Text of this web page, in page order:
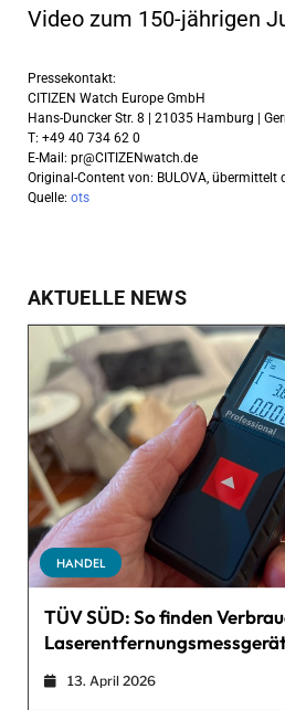
Video zum 150-jährigen
Pressekontakt:
CITIZEN Watch Europe GmbH
Hans-Duncker Str. 8 | 21035 Hamburg |
T: +49 40 734 62 0
E-Mail: pr@CITIZENwatch.de
Original-Content von: BULOVA, übermittelt
Quelle: ots
AKTUELLE NEWS
HANDEL
TÜV SÜD: So finden
13. April 2026